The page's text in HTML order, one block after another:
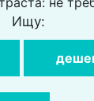
Ищу: